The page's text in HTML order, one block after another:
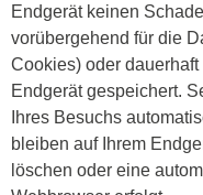
Endgerät keinen
vorübergehend für die
Cookies) oder
Endgerät gespeichert.
Ihres Besuchs
bleiben auf Ihrem
löschen oder eine